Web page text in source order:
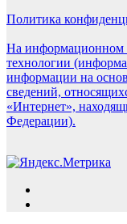
Политика
На информационном
технологии
информации на
сведений,
«Интернет»,
Федерации).